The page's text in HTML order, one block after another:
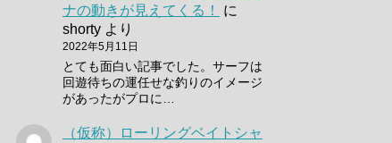
ナの動きが見えてくる！
に
shorty より
2022年5月11日
とても面白い記事でした。サーフは
回遊待ちの運任せな釣りのイメージ
があったがプロに…
（仮称）ローリングベイトシャ